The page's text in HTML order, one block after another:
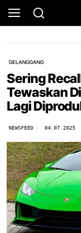
GELANGGANG
Sering
Tewaskan
Lagi
NEWSFEED 04.07.2025